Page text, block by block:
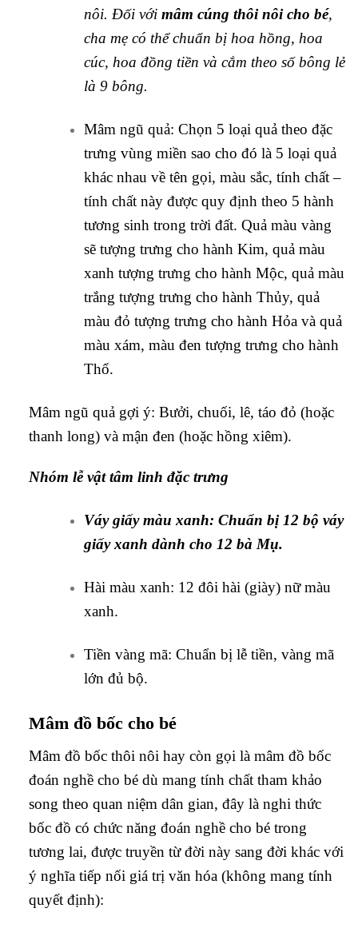
nôi. Đối với mâm cúng thôi nôi cho bé,
cha mẹ có thể chuẩn bị hoa hồng, hoa
cúc, hoa đồng tiền và cắm theo số bông lẻ
là 9 bông.
Mâm ngũ quả: Chọn 5 loại quả theo đặc
trưng vùng miền sao cho đó là 5 loại quả
khác nhau về tên gọi, màu sắc, tính chất –
tính chất này được quy định theo 5 hành
tương sinh trong trời đất. Quả màu vàng
sẽ tượng trưng cho hành Kim, quả màu
xanh tượng trưng cho hành Mộc, quả màu
trắng tượng trưng cho hành Thủy, quả
màu đỏ tượng trưng cho hành Hỏa và quả
màu xám, màu đen tượng trưng cho hành
Thổ.
Mâm ngũ quả gợi ý: Bưởi, chuối, lê, táo đỏ (hoặc
thanh long) và mận đen (hoặc hồng xiêm).
Nhóm lễ vật tâm linh đặc trưng
Váy giấy màu xanh: Chuẩn bị 12 bộ váy
giấy xanh dành cho 12 bà Mụ.
Hài màu xanh: 12 đôi hài (giày) nữ màu
xanh.
Tiền vàng mã: Chuẩn bị lễ tiền, vàng mã
lớn đủ bộ.
Mâm đồ bốc cho bé
Mâm đồ bốc thôi nôi hay còn gọi là mâm đồ bốc
đoán nghề cho bé dù mang tính chất tham khảo
song theo quan niệm dân gian, đây là nghi thức
bốc đồ có chức năng đoán nghề cho bé trong
tương lai, được truyền từ đời này sang đời khác với
ý nghĩa tiếp nối giá trị văn hóa (không mang tính
quyết định):